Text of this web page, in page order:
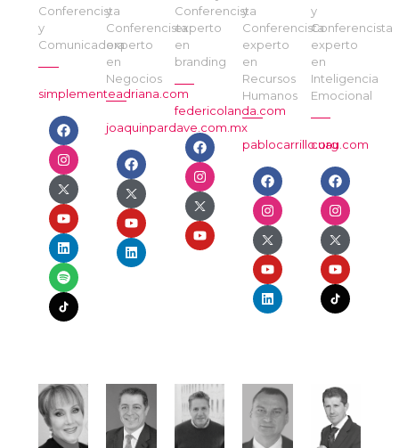
Conferencista
y
Comunicadora
simplementeadriana.com
y
Conferencista
experto
en
Negocios
joaquinpardave.com.mx
Conferencista
experto
en
branding
federicolanda.com
y
Conferencista
experto
en
Recursos
Humanos
pablocarrillo.org
y
Conferencista
experto
en
Inteligencia
Emocional
cuau.com